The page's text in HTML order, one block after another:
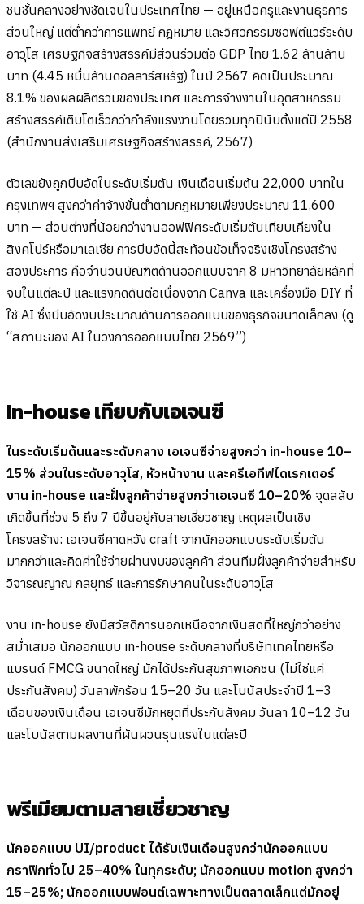
ชนชั้นกลางอย่างชัดเจนในประเทศไทย — อยู่เหนือครูและงานธุรการ
ส่วนใหญ่ แต่ต่ำกว่าการแพทย์ กฎหมาย และวิศวกรรมซอฟต์แวร์ระดับ
อาวุโส เศรษฐกิจสร้างสรรค์มีส่วนร่วมต่อ GDP ไทย 1.62 ล้านล้าน
บาท (4.45 หมื่นล้านดอลลาร์สหรัฐ) ในปี 2567 คิดเป็นประมาณ
8.1% ของผลผลิตรวมของประเทศ และการจ้างงานในอุตสาหกรรม
สร้างสรรค์เติบโตเร็วกว่ากำลังแรงงานโดยรวมทุกปีนับตั้งแต่ปี 2558
(สำนักงานส่งเสริมเศรษฐกิจสร้างสรรค์, 2567)
ตัวเลขยังถูกบีบอัดในระดับเริ่มต้น เงินเดือนเริ่มต้น 22,000 บาทใน
กรุงเทพฯ สูงกว่าค่าจ้างขั้นต่ำตามกฎหมายเพียงประมาณ 11,600
บาท — ส่วนต่างที่น้อยกว่างานออฟฟิศระดับเริ่มต้นเทียบเคียงใน
สิงคโปร์หรือมาเลเซีย การบีบอัดนี้สะท้อนข้อเท็จจริงเชิงโครงสร้าง
สองประการ คือจำนวนบัณฑิตด้านออกแบบจาก 8 มหาวิทยาลัยหลักที่
จบในแต่ละปี และแรงกดดันต่อเนื่องจาก Canva และเครื่องมือ DIY ที่
ใช้ AI ซึ่งบีบอัดงบประมาณด้านการออกแบบของธุรกิจขนาดเล็กลง (ดู
“สถานะของ AI ในวงการออกแบบไทย 2569”)
In-house เทียบกับเอเจนซี
ในระดับเริ่มต้นและระดับกลาง เอเจนซีจ่ายสูงกว่า in-house 10–
15% ส่วนในระดับอาวุโส, หัวหน้างาน และครีเอทีฟไดเรกเตอร์
งาน in-house และฝั่งลูกค้าจ่ายสูงกว่าเอเจนซี 10–20% จุดสลับ
เกิดขึ้นที่ช่วง 5 ถึง 7 ปีขึ้นอยู่กับสายเชี่ยวชาญ เหตุผลเป็นเชิง
โครงสร้าง: เอเจนซีคาดหวัง craft จากนักออกแบบระดับเริ่มต้น
มากกว่าและคิดค่าใช้จ่ายผ่านงบของลูกค้า ส่วนทีมฝั่งลูกค้าจ่ายสำหรับ
วิจารณญาณ กลยุทธ์ และการรักษาคนในระดับอาวุโส
งาน in-house ยังมีสวัสดิการนอกเหนือจากเงินสดที่ใหญ่กว่าอย่าง
สม่ำเสมอ นักออกแบบ in-house ระดับกลางที่บริษัทเทคไทยหรือ
แบรนด์ FMCG ขนาดใหญ่ มักได้ประกันสุขภาพเอกชน (ไม่ใช่แค่
ประกันสังคม) วันลาพักร้อน 15–20 วัน และโบนัสประจำปี 1–3
เดือนของเงินเดือน เอเจนซีมักหยุดที่ประกันสังคม วันลา 10–12 วัน
และโบนัสตามผลงานที่ผันผวนรุนแรงในแต่ละปี
พรีเมียมตามสายเชี่ยวชาญ
นักออกแบบ UI/product ได้รับเงินเดือนสูงกว่านักออกแบบ
กราฟิกทั่วไป 25–40% ในทุกระดับ; นักออกแบบ motion สูงกว่า
15–25%; นักออกแบบฟอนต์เฉพาะทางเป็นตลาดเล็กแต่มักอยู่